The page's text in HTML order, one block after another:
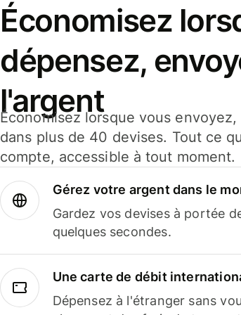
Économisez
dépensez,
l'argent
Économisez lorsque vous
dans plus de 40 devises. Tout ce
compte, accessible à tout moment.
Gérez votre argent dans le
Gardez vos devises à portée
quelques secondes.
Une carte de débit
Dépensez à l'étranger sans